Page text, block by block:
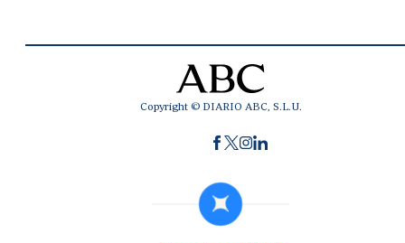
Copyright © DIARIO ABC, S.L.U.